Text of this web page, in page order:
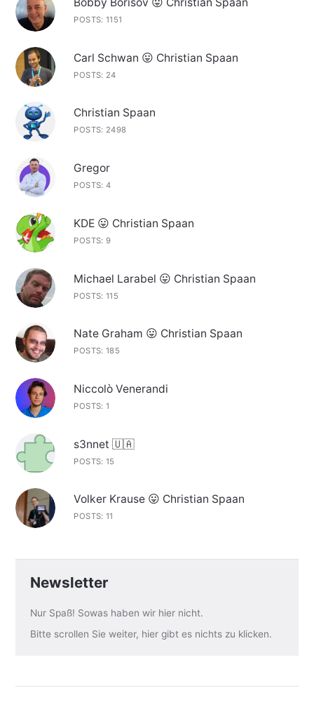
POSTS: 1151
Carl Schwan 😛 Christian Spaan
POSTS: 24
Christian Spaan
POSTS: 2498
Gregor
POSTS: 4
KDE 😛 Christian Spaan
POSTS: 9
Michael Larabel 😛 Christian Spaan
POSTS: 115
Nate Graham 😛 Christian Spaan
POSTS: 185
Niccolò Venerandi
POSTS: 1
s3nnet 🇺🇦
POSTS: 15
Volker Krause 😛 Christian Spaan
POSTS: 11
Newsletter
Nur Spaß! Sowas haben wir hier nicht.
Bitte scrollen Sie weiter, hier gibt es nichts zu klicken.